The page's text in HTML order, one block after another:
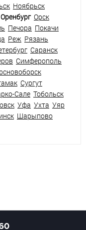
Ноябрьск
Оренбург Орск
Печора Покачи
Реж Рязань
Саранск
Симферополь
Сургут
Сале Тобольск
Уфа Ухта Уяр
Шарыпово